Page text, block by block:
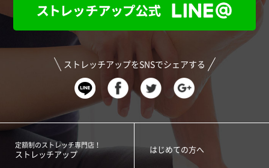
ストレッチアップをSNSでシェアする
定額制のストレッチ専門店！
ストレッチアップ
はじめての方へ